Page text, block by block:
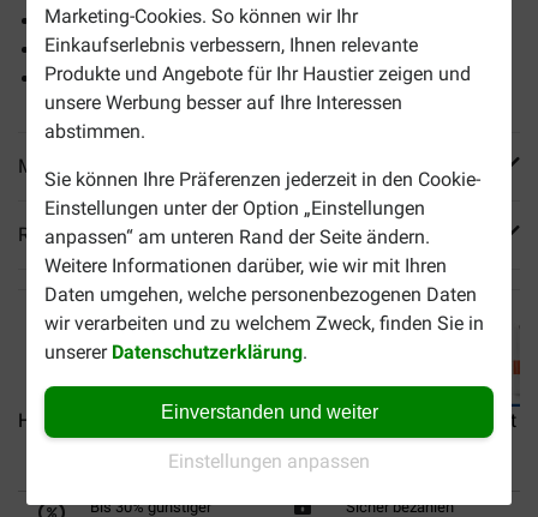
Marketing-Cookies. So können wir Ihr
Einkaufserlebnis verbessern, Ihnen relevante
Produkte und Angebote für Ihr Haustier zeigen und
unsere Werbung besser auf Ihre Interessen
abstimmen.
Sie können Ihre Präferenzen jederzeit in den Cookie-
Einstellungen unter der Option „Einstellungen
anpassen“ am unteren Rand der Seite ändern.
Weitere Informationen darüber, wie wir mit Ihren
Daten umgehen, welche personenbezogenen Daten
wir verarbeiten und zu welchem Zweck, finden Sie in
unserer Datenschutzerklärung.
Einverstanden und weiter
Einstellungen anpassen
Leicht verdaulich
Einfach zu portionieren
Mit hochwertigen Zutaten
Mehr Produktinfos
Reviews
Hill's Kitten Favourite... Hill's Kitten Poultry... Hill's Adult
Bis 30% günstiger Sicher bezahlen